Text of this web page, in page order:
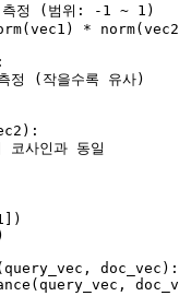
측정 (범위: -1 ~ 1)
*
정 (작을수록 유사)
):
사인과 동일
])
doc_vec):